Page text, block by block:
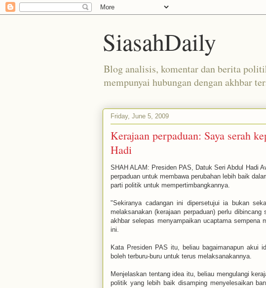
SiasahDaily
Blog analisis, komentar dan berita
mempunyai hubungan dengan akhbar
Friday, June 5, 2009
Kerajaan perpaduan: Saya serah
Hadi
SHAH ALAM: Presiden PAS, Datuk Seri Abdul Hadi
perpaduan untuk membawa perubahan lebih baik
parti politik untuk mempertimbangkannya.
"Sekiranya cadangan ini dipersetujui ia bukan
melaksanakan (kerajaan perpaduan) perlu
akhbar selepas menyampaikan ucaptama sempena
ini.
Kata Presiden PAS itu, beliau bagaimanapun akui
boleh terburu-buru untuk terus melaksanakannya.
Menjelaskan tentang idea itu, beliau mengulangi
politik yang lebih baik disamping menyelesaikan